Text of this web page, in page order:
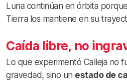
Luna continúan en órbita
Tierra los mantiene en su
Caída libre, no
Lo que experimentó Calleja no
gravedad, sino un estado de